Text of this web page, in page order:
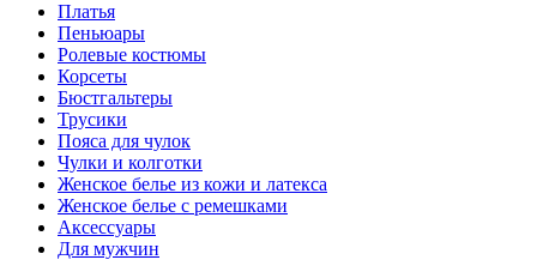
Платья
Пеньюары
Ролевые костюмы
Корсеты
Бюстгальтеры
Трусики
Пояса для чулок
Чулки и колготки
Женское белье из кожи и латекса
Женское белье с ремешками
Аксессуары
Для мужчин